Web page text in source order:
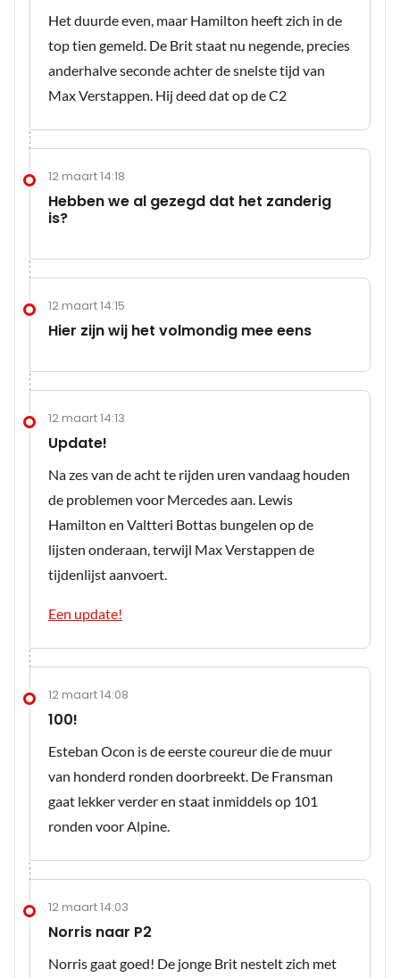
Het duurde even, maar Hamilton heeft zich in de
top tien gemeld. De Brit staat nu negende, precies
anderhalve seconde achter de snelste tijd van
Max Verstappen. Hij deed dat op de C2
12 maart 14:18
Hebben we al gezegd dat het zanderig
is?
12 maart 14:15
Hier zijn wij het volmondig mee eens
12 maart 14:13
Update!
Na zes van de acht te rijden uren vandaag houden
de problemen voor Mercedes aan. Lewis
Hamilton en Valtteri Bottas bungelen op de
lijsten onderaan, terwijl Max Verstappen de
tijdenlijst aanvoert.
Een update!
12 maart 14:08
100!
Esteban Ocon is de eerste coureur die de muur
van honderd ronden doorbreekt. De Fransman
gaat lekker verder en staat inmiddels op 101
ronden voor Alpine.
12 maart 14:03
Norris naar P2
Norris gaat goed! De jonge Brit nestelt zich met